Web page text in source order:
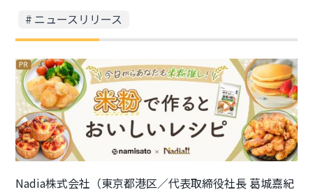
ニュースリリース
Nadia株式会社（東京都港区／代表取締役社長 葛城嘉紀